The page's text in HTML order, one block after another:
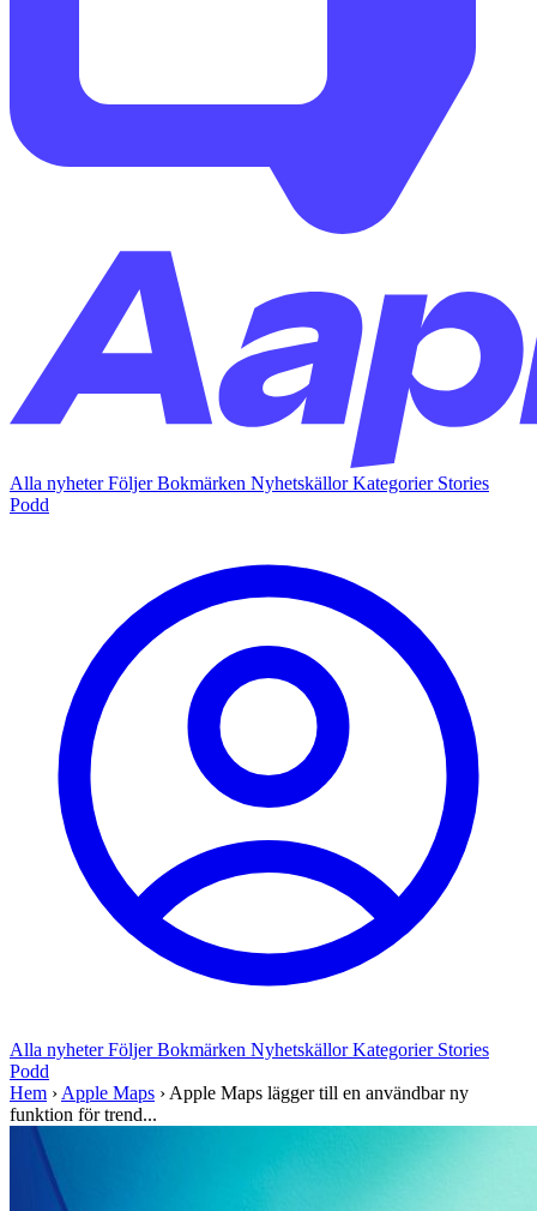
Alla nyheterFöljerBokmärken NyhetskällorKategorier Stories
Podd
Alla nyheterFöljerBokmärken NyhetskällorKategorier Stories
Podd
Hem › Apple Maps › Apple Maps lägger till en användbar ny
funktion för trend...